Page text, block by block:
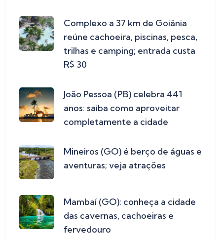
Complexo a 37 km de Goiânia
reúne cachoeira, piscinas, pesca,
trilhas e camping; entrada custa
R$ 30
João Pessoa (PB) celebra 441
anos: saiba como aproveitar
completamente a cidade
Mineiros (GO) é berço de águas e
aventuras; veja atrações
Mambaí (GO): conheça a cidade
das cavernas, cachoeiras e
fervedouro